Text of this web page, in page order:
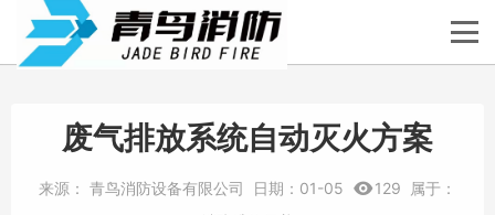
废气排放系统自动灭火方案
来源： 青鸟消防设备有限公司 日期： 01-05 129
属于：